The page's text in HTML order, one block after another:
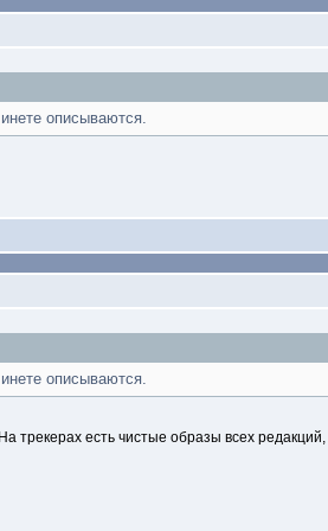
описываются.
описываются.
есть чистые образы всех